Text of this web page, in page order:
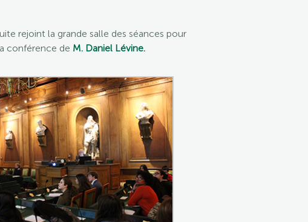
rejoint la grande salle des séances pour
conférence de M. Daniel Lévine.